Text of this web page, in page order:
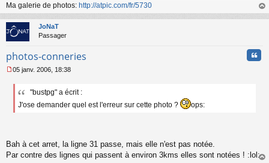
Ma galerie de photos: http://atpic.com/fr/5730
au
JoNaT
Passager
photos-conneries
e
a
o
n
05 janv. 2006, 18:38
"bustpg" a écrit :
J'ose demander quel est l'erreur sur cette photo ?
ops:
Bah à cet arret, la ligne 31 passe, mais elle n'est pas notée.
Par contre des lignes qui passent à environ 3kms elles sont notées ! :lol: